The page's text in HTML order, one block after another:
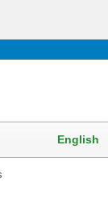
English